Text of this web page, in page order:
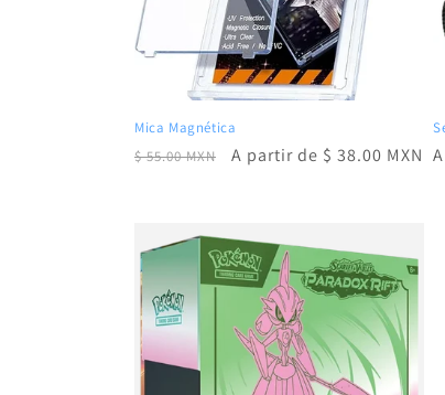
Mica Magnética
Precio
$ 55.00 MXN
Precio
A partir de $ 38.00 MXN